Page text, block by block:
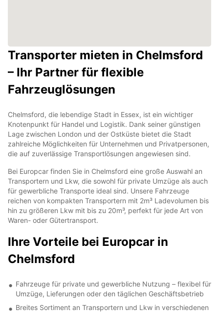
Transporter mieten in Chelmsford
– Ihr Partner für flexible
Fahrzeuglösungen
Chelmsford, die lebendige Stadt in Essex, ist ein wichtiger
Knotenpunkt für Handel und Logistik. Dank seiner günstigen
Lage zwischen London und der Ostküste bietet die Stadt
zahlreiche Möglichkeiten für Unternehmen und Privatpersonen,
die auf zuverlässige Transportlösungen angewiesen sind.
Bei Europcar finden Sie in Chelmsford eine große Auswahl an
Transportern und Lkw, die sowohl für private Umzüge als auch
für gewerbliche Transporte ideal sind. Unsere Fahrzeuge
reichen von kompakten Transportern mit 2m³ Ladevolumen bis
hin zu größeren Lkw mit bis zu 20m³, perfekt für jede Art von
Waren- oder Gütertransport.
Ihre Vorteile bei Europcar in
Chelmsford
Fahrzeuge für private und gewerbliche Nutzung – flexibel für
Umzüge, Lieferungen oder den täglichen Geschäftsbetrieb
Breites Sortiment an Transportern und Lkw in verschiedenen